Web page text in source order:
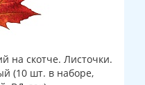
на скотче. Листочки.
(10 шт. в наборе,